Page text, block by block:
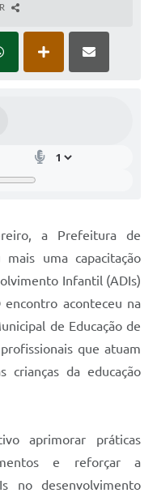
a Prefeitura de
uma capacitação
Infantil (ADIs)
aconteceu na
de Educação de
que atuam
crianças da educação
aprimorar práticas
e reforçar a
no desenvolvimento